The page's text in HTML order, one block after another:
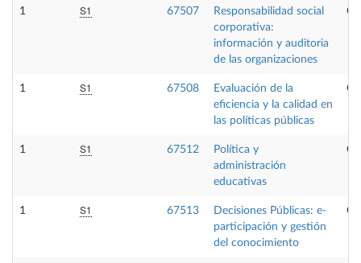
1 S1 67507
Responsabilidad social
corporativa:
información y auditoria
de las organizaciones
1 S1 67508
Evaluación de la
eficiencia y la calidad en
las políticas públicas
1 S1 67512
Política y
administración
educativas
1 S1 67513
Decisiones Públicas: e-
participación y gestión
del conocimiento